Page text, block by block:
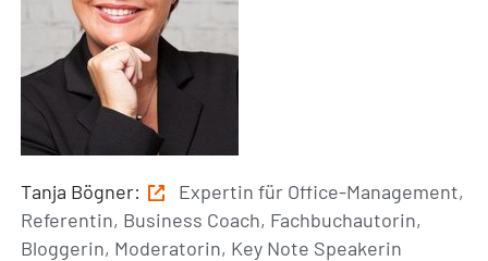
Tanja Bögner:
Expertin für Office-Management,
Referentin, Business Coach, Fachbuchautorin,
Bloggerin, Moderatorin, Key Note Speakerin